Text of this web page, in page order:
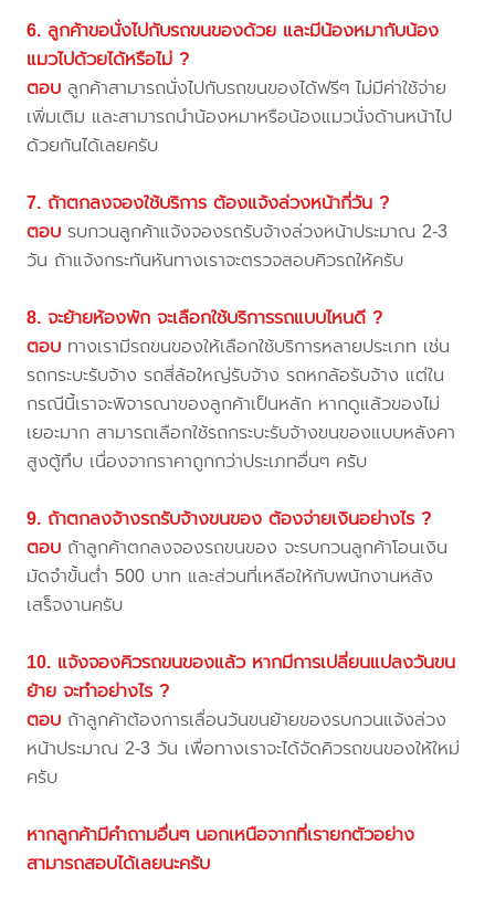
6. ลูกค้าขอนั่งไปกับรถขนของด้วย และมีน้องหมากับน้อง
แมวไปด้วยได้หรือไม่ ?
ตอบ ลูกค้าสามารถนั่งไปกับรถขนของได้ฟรีๆ ไม่มีค่าใช้จ่าย
เพิ่มเติม และสามารถนำน้องหมาหรือน้องแมวนั่งด้านหน้าไป
ด้วยกันได้เลยครับ
7. ถ้าตกลงจองใช้บริการ ต้องแจ้งล่วงหน้ากี่วัน ?
ตอบ รบกวนลูกค้าแจ้งจองรถรับจ้างล่วงหน้าประมาณ 2-3
วัน ถ้าแจ้งกระทันหันทางเราจะตรวจสอบคิวรถให้ครับ
8. จะย้ายห้องพัก จะเลือกใช้บริการรถแบบไหนดี ?
ตอบ ทางเรามีรถขนของให้เลือกใช้บริการหลายประเภท เช่น
รถกระบะรับจ้าง รถสี่ล้อใหญ่รับจ้าง รถหกล้อรับจ้าง แต่ใน
กรณีนี้เราจะพิจารณาของลูกค้าเป็นหลัก หากดูแล้วของไม่
เยอะมาก สามารถเลือกใช้รถกระบะรับจ้างขนของแบบหลังคา
สูงตู้ทึบ เนื่องจากราคาถูกกว่าประเภทอื่นๆ ครับ
9. ถ้าตกลงจ้างรถรับจ้างขนของ ต้องจ่ายเงินอย่างไร ?
ตอบ ถ้าลูกค้าตกลงจองรถขนของ จะรบกวนลูกค้าโอนเงิน
มัดจำขั้นต่ำ 500 บาท และส่วนที่เหลือให้กับพนักงานหลัง
เสร็จงานครับ
10. แจ้งจองคิวรถขนของแล้ว หากมีการเปลี่ยนแปลงวันขน
ย้าย จะทำอย่างไร ?
ตอบ ถ้าลูกค้าต้องการเลื่อนวันขนย้ายของรบกวนแจ้งล่วง
หน้าประมาณ 2-3 วัน เพื่อทางเราจะได้จัดคิวรถขนของให้ใหม่
ครับ
หากลูกค้ามีคำถามอื่นๆ นอกเหนือจากที่เรายกตัวอย่าง
สามารถสอบได้เลยนะครับ